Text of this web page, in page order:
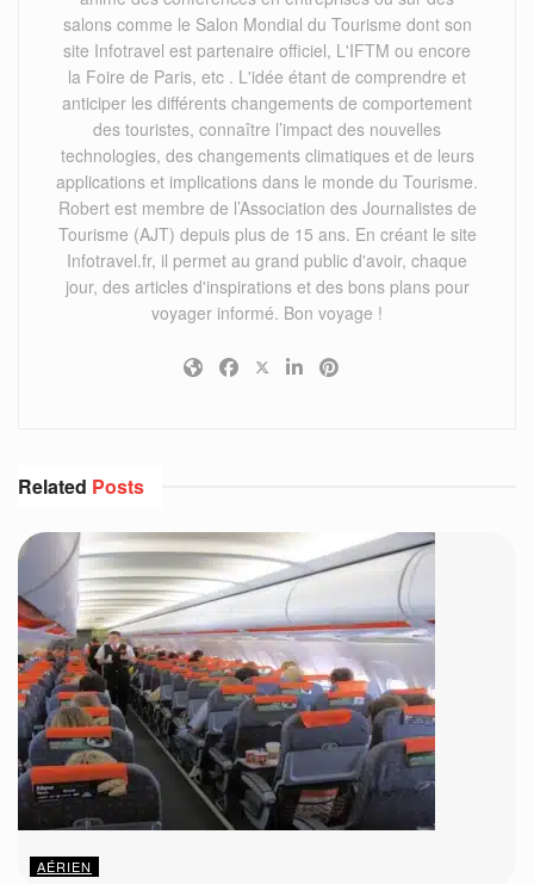
salons comme le Salon Mondial du Tourisme dont son
site Infotravel est partenaire officiel, L'IFTM ou encore
la Foire de Paris, etc . L'idée étant de comprendre et
anticiper les différents changements de comportement
des touristes, connaître l’impact des nouvelles
technologies, des changements climatiques et de leurs
applications et implications dans le monde du Tourisme.
Robert est membre de l’Association des Journalistes de
Tourisme (AJT) depuis plus de 15 ans. En créant le site
Infotravel.fr, il permet au grand public d'avoir, chaque
jour, des articles d'inspirations et des bons plans pour
voyager informé. Bon voyage !
Related Posts
AÉRIEN